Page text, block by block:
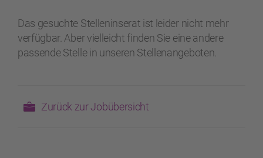
Das gesuchte Stelleninserat ist leider nicht mehr
verfügbar. Aber vielleicht finden Sie eine andere
passende Stelle in unseren Stellenangeboten.
Zurück zur Jobübersicht